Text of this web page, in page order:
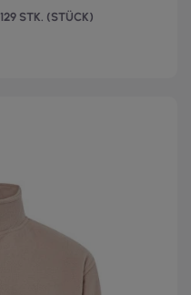
129 STK. (STÜCK)